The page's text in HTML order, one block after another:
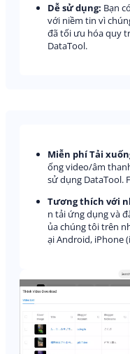
Dễ sử dụng: Bạn
với niềm tin vì
đã tối ưu hóa quy
DataTool.
Miễn phí Tải
ống video/âm
sử dụng DataTool.
Tương thích với
n tải ứng dụng và
ủa chúng tôi trên
ại Android, iPhone